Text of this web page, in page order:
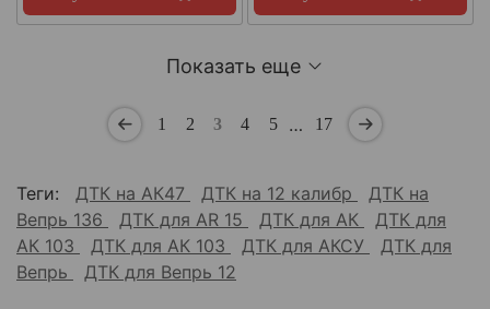
Показать еще
1 2 3 4 5 … 17
Теги: ДТК на АК47 ДТК на 12 калибр
ДТК на
Вепрь 136
ДТК для AR 15 ДТК для АК
ДТК для
АК 103
ДТК для АК 103 ДТК для АКСУ
ДТК для
Вепрь
ДТК для Вепрь 12